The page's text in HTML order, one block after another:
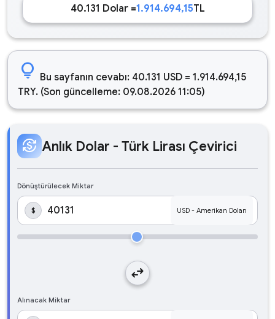
40.131 Dolar =1.914.694,15TL
lightbulb Bu sayfanın cevabı: 40.131 USD = 1.914.694,15
TRY. (Son güncelleme: 09.08.2026 11:05)
currency_exchange Anlık Dolar - Türk Lirası Çevirici
Dönüştürülecek Miktar
$
swap_horiz
Alınacak Miktar